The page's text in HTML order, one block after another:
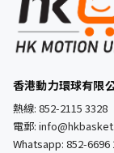
香港動力環球有限
熱線: 852-2115 3328
電郵:
Whatsapp: 852-6696